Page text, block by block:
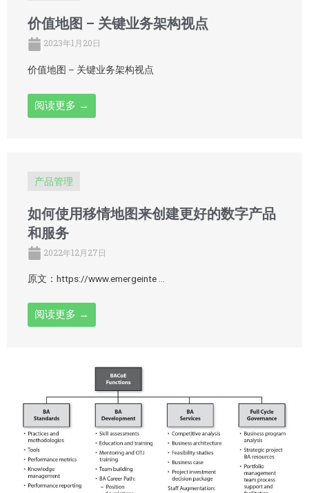
价值地图 – 关键业务架构视点
2023年1月20日
价值地图 – 关键业务架构视点
阅读更多 →
产品管理
如何使用移情地图来创建更好的数字产品
和服务
2022年12月27日
原文：https://www.emergeinte …
阅读更多 →